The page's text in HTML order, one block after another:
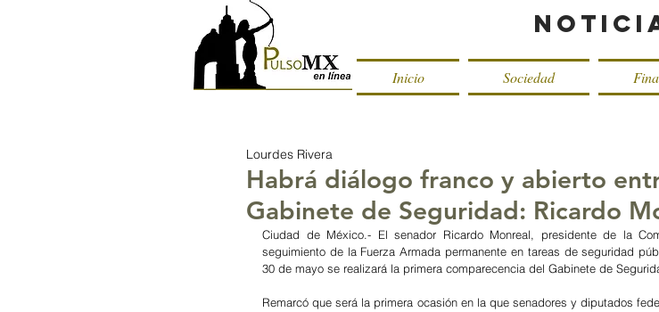
Inicio Sociedad
Habrá diálogo franco y abierto
Gabinete de Seguridad: Ricardo
Lourdes Rivera
Ciudad de México.- El senador Ricardo Monreal, presidente de la
seguimiento de la Fuerza Armada permanente en tareas de seguridad
30 de mayo se realizará la primera comparecencia del Gabinete de
Remarcó que será la primera ocasión en la que senadores y diputados